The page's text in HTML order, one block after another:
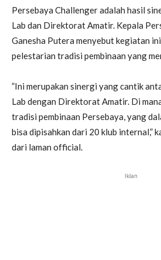
Persebaya Challenger adalah hasil
Lab dan Direktorat Amatir. Kepala
Ganesha Putera menyebut kegiatan
pelestarian tradisi pembinaan yang
”Ini merupakan sinergi yang cantik
Lab dengan Direktorat Amatir. Di
tradisi pembinaan Persebaya, yang
bisa dipisahkan dari 20 klub internal,”
dari laman official.
Iklan